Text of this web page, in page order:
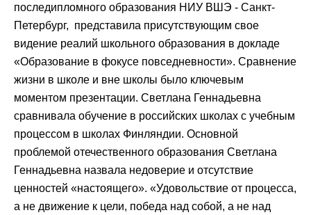
последипломного образования НИУ ВШЭ - Санкт-
Петербург, представила присутствующим свое
видение реалий школьного образования в докладе
«Образование в фокусе повседневности». Сравнение
жизни в школе и вне школы было ключевым
моментом презентации. Светлана Геннадьевна
сравнивала обучение в российских школах с учебным
процессом в школах Финляндии. Основной
проблемой отечественного образования Светлана
Геннадьевна назвала недоверие и отсутствие
ценностей «настоящего». «Удовольствие от процесса,
а не движение к цели, победа над собой, а не над